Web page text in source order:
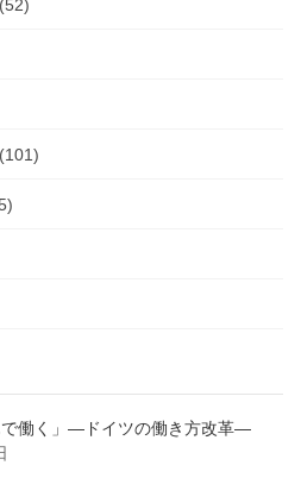
で働く」―ドイツの働き方改革―